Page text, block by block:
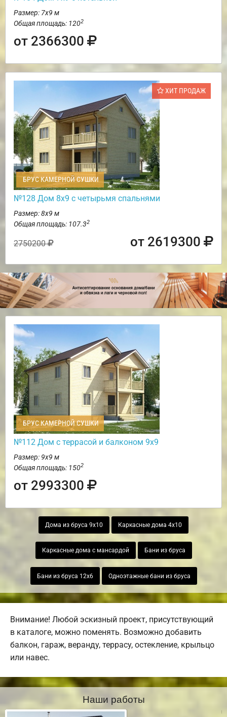
Размер: 7х9 м
Общая площадь: 1202
от 2366300
ХИТ ПРОДАЖ
БРУС КАМЕРНОЙ СУШКИ
№128 Дом 8х9 с четырьмя спальнями
Размер: 8х9 м
Общая площадь: 107.32
2750200 от 2619300
БРУС КАМЕРНОЙ СУШКИ
№112 Дом с террасой и балконом 9х9
Размер: 9х9 м
Общая площадь: 1502
от 2993300
Дома из бруса 9х10 Каркасные дома 4х10
Каркасные дома с мансардой Бани из бруса
Бани из бруса 12х6 Одноэтажные бани из бруса
Внимание! Любой эскизный проект, присутствующий
в каталоге, можно поменять. Возможно добавить
балкон, гараж, веранду, террасу, остекление, крыльцо
или навес.
Наши работы